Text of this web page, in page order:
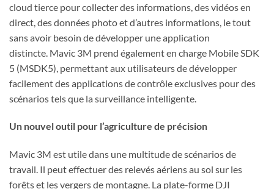
cloud tierce pour collecter des informations, des vidéos en
direct, des données photo et d’autres informations, le tout
sans avoir besoin de développer une application
distincte. Mavic 3M prend également en charge Mobile SDK
5 (MSDK5), permettant aux utilisateurs de développer
facilement des applications de contrôle exclusives pour des
scénarios tels que la surveillance intelligente.
Un nouvel outil pour l’agriculture de précision
Mavic 3M est utile dans une multitude de scénarios de
travail. Il peut effectuer des relevés aériens au sol sur les
forêts et les vergers de montagne. La plate-forme DJI